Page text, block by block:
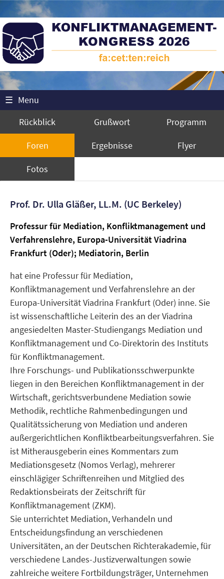
☰ Menu
Rückblick
Grußwort Programm
Foren Ergebnisse Flyer
Fotos
Prof. Dr. Ulla Gläßer, LL.M. (UC Berkeley)
Professur für Mediation, Konfliktmanagement und
Verfahrenslehre, Europa-Universität Viadrina
Frankfurt (Oder); Mediatorin, Berlin
hat eine Professur für Mediation,
Konfliktmanagement und Verfahrenslehre an der
Europa-Universität Viadrina Frankfurt (Oder) inne. Sie
ist wissenschaftliche Leiterin des an der Viadrina
angesiedelten Master-Studiengangs Mediation und
Konfliktmanagement und Co-Direktorin des Instituts
für Konfliktmanagement.
Ihre Forschungs- und Publikationsschwerpunkte
liegen in den Bereichen Konfliktmanagement in der
Wirtschaft, gerichtsverbundene Mediation sowie
Methodik, rechtliche Rahmenbedingungen und
Qualitätssicherung von Mediation und anderen
außergerichtlichen Konfliktbearbeitungsverfahren. Sie
ist Mitherausgeberin eines Kommentars zum
Mediationsgesetz (Nomos Verlag), mehrerer
einschlägiger Schriftenreihen und Mitglied des
Redaktionsbeirats der Zeitschrift für
Konfliktmanagement (ZKM).
Sie unterrichtet Mediation, Verhandeln und
Entscheidungsfindung an verschiedenen
Universitäten, an der Deutschen Richterakademie, für
verschiedene Landes-Justizverwaltungen sowie
zahlreiche weitere Fortbildungsträger, Unternehmen